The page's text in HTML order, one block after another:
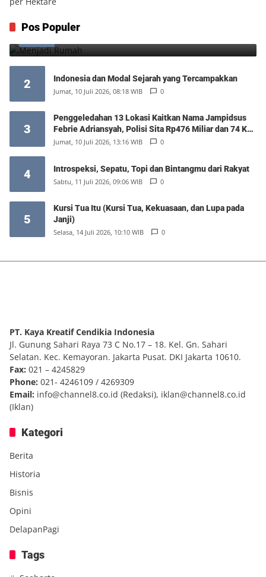
Pos Populer
1 Menjadi Rumah
2 Indonesia dan Modal Sejarah yang Tercampakkan
Jumat, 10 Juli 2026, 08:18 WIB 0
3
Penggeledahan 13 Lokasi Kaitkan Nama Jampidsus
Febrie Adriansyah, Polisi Sita Rp476 Miliar dan 74 Kg
Emas
Jumat, 10 Juli 2026, 13:16 WIB 0
4 Introspeksi, Sepatu, Topi dan Bintangmu dari Rakyat
Sabtu, 11 Juli 2026, 09:06 WIB 0
5
Kursi Tua Itu (Kursi Tua, Kekuasaan, dan Lupa pada
Janji)
Selasa, 14 Juli 2026, 10:10 WIB 0
PT. Kaya Kreatif Cendikia Indonesia
Jl. Gunung Sahari Raya 73 C No.17 – 18. Kel. Gn. Sahari
Selatan. Kec. Kemayoran. Jakarta Pusat. DKI Jakarta 10610.
Fax: 021 – 4245829
Phone: 021- 4246109 / 4269309
Email: info@channel8.co.id (Redaksi), iklan@channel8.co.id
(Iklan)
Kategori
Berita
Historia
Bisnis
Opini
DelapanPagi
Tags